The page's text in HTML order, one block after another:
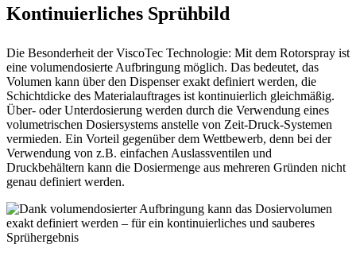
Kontinuierliches Sprühbild
Die Besonderheit der ViscoTec Technologie: Mit dem Rotorspray ist
eine volumendosierte Aufbringung möglich. Das bedeutet, das
Volumen kann über den Dispenser exakt definiert werden, die
Schichtdicke des Materialauftrages ist kontinuierlich gleichmäßig.
Über- oder Unterdosierung werden durch die Verwendung eines
volumetrischen Dosiersystems anstelle von Zeit-Druck-Systemen
vermieden. Ein Vorteil gegenüber dem Wettbewerb, denn bei der
Verwendung von z.B. einfachen Auslassventilen und
Druckbehältern kann die Dosiermenge aus mehreren Gründen nicht
genau definiert werden.